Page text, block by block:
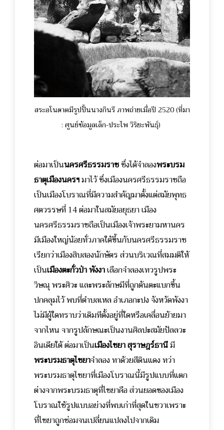
สระอโนดาตมีรูปปั้นนางกินรี ภาพถ่ายเมื่อปี 2520 (ที่มา
: ศูนย์ข้อมูลเล็ก-ประไพ วิริยะพันธุ์)
ต่อมาเป็นนครศรีธรรมราชซึ่งได้จำลองพระบรม
ธาตุเมืองนครฯมาไว้ ซึ่งเมืองนครศรีธรรมราชถือ
เป็นเมืองโบราณที่มีความสำคัญมาตั้งแต่สมัยพุทธ
ศตวรรษที่ 14 ต่อมาในสมัยอยุธยา เมือง
นครศรีธรรมราชถือเป็นเมืองเจ้าพระยามหานคร
มีเมืองใหญ่น้อยทั่วภาคใต้ขึ้นกับนครศรีธรรมราช
เรียกว่าเมืองสิบสองนักษัตร ส่วนบริเวณที่สมมติให้
เป็นเมืองตะกั่วป่า พังงาเลือกจำลองเทวรูปพระ
วิษณุ พระศิวะ และพระลักษมีที่ถูกต้นตะแบกขึ้น
ปกคลุมไว้ พบที่ตำบลเหล อำเภอกะปง จังหวัดพังงา
ไม่มีผู้ใดทราบว่าเดิมทีตั้งอยู่ที่ใดหรือเคลื่อนย้ายมา
จากไหน จากรูปลักษณะเป็นงานศิลปะสมัยปัลลวะ
อินเดียใต้ ต่อมาเป็นเมืองไชยา สุราษฎร์ธานีมี
พระบรมธาตุไชยาจำลอง ทาด้วยสีดินแดง ทว่า
พระบรมธาตุไชยาที่เมืองโบราณนี้มีรูปแบบที่แตก
ต่างจากพระบรมธาตุที่ไชยาคือ ส่วนยอดของเมือง
โบราณใช้รูปแบบอย่างที่พบเก่าที่สุดในชวาเพราะ
ที่ไชยาถูกซ่อมจนเปลี่ยนแปลงไปจากเดิม